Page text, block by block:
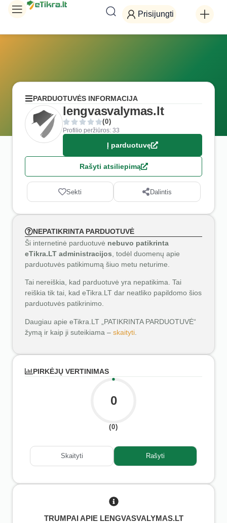
Prisijungti
PARDUOTUVĖS INFORMACIJA
lengvasvalymas.lt
(0)
Profilio peržiūros: 33
Į parduotuvę
Rašyti atsiliepimą
Sekti Dalintis
NEPATIKRINTA PARDUOTUVĖ
Ši internetinė parduotuvė nebuvo patikrinta
eTikra.LT administracijos , todėl duomenų apie
parduotuvės patikimumą šiuo metu neturime.
Tai nereiškia, kad parduotuvė yra nepatikima. Tai
reiškia tik tai, kad eTikra.LT dar neatliko papildomo šios
parduotuvės patikrinimo.
Daugiau apie eTikra.LT „PATIKRINTA PARDUOTUVĖ“
žymą ir kaip ji suteikiama – skaityti
PIRKĖJŲ VERTINIMAS
0
(0)
Skaityti Rašyti
TRUMPAI APIE LENGVASVALYMAS.LT